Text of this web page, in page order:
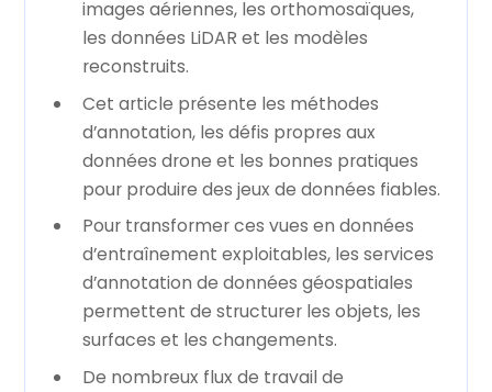
images aériennes, les orthomosaïques,
les données LiDAR et les modèles
reconstruits.
Cet article présente les méthodes
d’annotation, les défis propres aux
données drone et les bonnes pratiques
pour produire des jeux de données fiables.
Pour transformer ces vues en données
d’entraînement exploitables, les services
d’annotation de données géospatiales
permettent de structurer les objets, les
surfaces et les changements.
De nombreux flux de travail de